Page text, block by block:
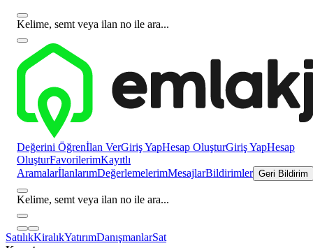
Kelime, semt veya ilan no ile ara...
Değerini Öğrenİlan VerGiriş YapHesap OluşturGiriş YapHesap
OluşturFavorilerimKayıtlı
AramalarİlanlarımDeğerlemelerimMesajlarBildirimler Geri Bildirim
Kelime, semt veya ilan no ile ara...
SatılıkKiralıkYatırımDanışmanlarSat